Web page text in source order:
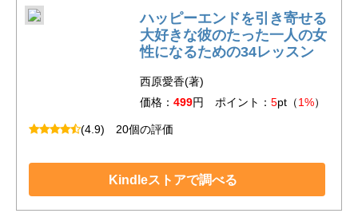
ハッピーエンドを引き寄せる
大好きな彼のたった一人の女
性になるための34レッスン
西原愛香(著)
価格： 499円 ポイント： 5pt（1%）
(4.9) 20個の評価
Kindleストアで調べる